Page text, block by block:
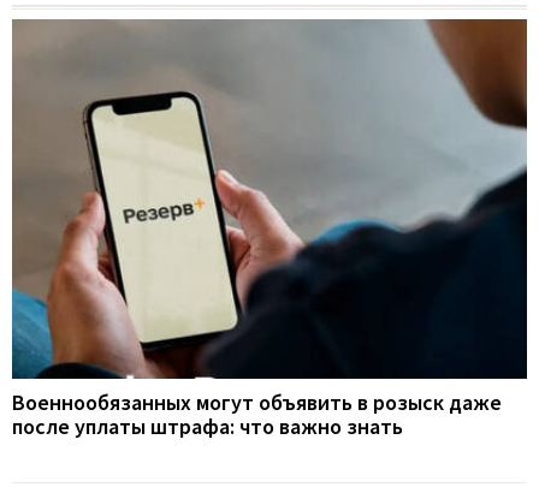
Военнообязанных могут объявить в розыск даже
после уплаты штрафа: что важно знать